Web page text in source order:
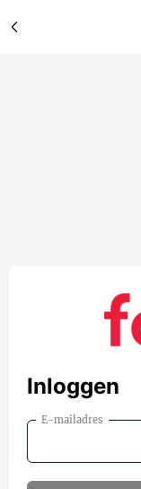
Inloggen
E-mailadres